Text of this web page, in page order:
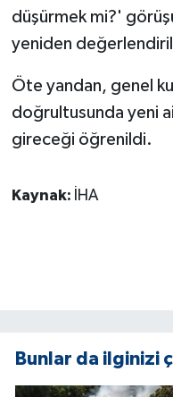
düşürmek mi?'
yeniden
Öte yandan, genel
doğrultusunda yeni
gireceği öğrenildi.
Kaynak: İHA
Bunlar da ilginizi
TEKNOLOJİ
ÜLKE GÜNDEMİ